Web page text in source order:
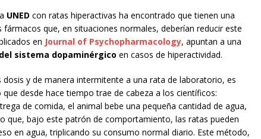
UNED con ratas hiperactivas ha encontrado que tienen una
que, en situaciones normales, deberían reducir este
en Journal of Psychopharmacology, apuntan a una
sistema dopaminérgico en casos de hiperactividad.
y de manera intermitente a una rata de laboratorio, es
desde hace tiempo trae de cabeza a los científicos:
de comida, el animal bebe una pequeña cantidad de agua,
que, bajo este patrón de comportamiento, las ratas pueden
en agua, triplicando su consumo normal diario. Este método,